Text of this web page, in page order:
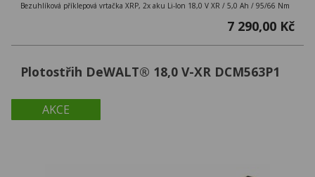
Bezuhlíková příklepová vrtačka XRP, 2x aku Li-Ion 18,0 V XR / 5,0 Ah / 95/66 Nm
7 290,00 Kč
AKCE
Plotostřih DeWALT® 18,0 V-XR DCM563P1